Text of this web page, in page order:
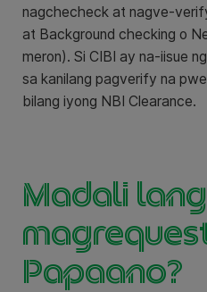
nagchecheck at nagve-
at Background checking o
meron). Si CIBI ay na-iisue
sa kanilang pagverify na
bilang iyong NBI Clearance.
Madali
Papaano?